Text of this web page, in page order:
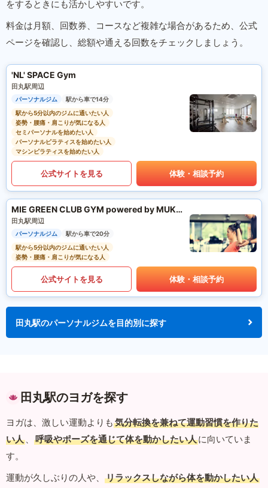
をするときにも活かしやすいです。
料金は月額、回数券、コースなど複雑な場合があるため、公式
ページを確認し、総額や通える回数をチェックしましょう。
'NL' SPACE Gym
田丸駅周辺
パーソナルジム
駅から車で14分
駅から5分以内のジムに通いたい人
姿勢・腰痛・肩こりが気になる人
セミパーソナルを始めたい人
パーソナルピラティスを始めたい人
マシンピラティスを始めたい人
公式サイトを見る 体験・相談予約
MIE GREEN CLUB GYM powered by MUKTA
田丸駅周辺
パーソナルジム
駅から車で20分
駅から5分以内のジムに通いたい人
姿勢・腰痛・肩こりが気になる人
公式サイトを見る 体験・相談予約
田丸駅のパーソナルジムを目的別に探す
田丸駅のヨガを探す
ヨガは、激しい運動よりも 気分転換を兼ねて運動習慣を作りた
い人 、 呼吸やポーズを通じて体を動かしたい人に向いていま
す。
運動が久しぶりの人や、
リラックスしながら体を動かしたい人